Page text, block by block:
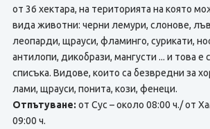
от 36 хектара, на територията на която
вида животни: черни лемури, слонове,
леопарди, щрауси, фламинго, сурикати,
антилопи, дикобрази, мангусти ... и това е
списъка. Видове, които са безвредни за
лами, щрауси, понита, кози, фенеци.
Отпътуване: от Сус – около 08:00 ч./ от
09:00 ч.